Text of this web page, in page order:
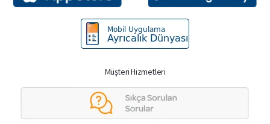
Müşteri Hizmetleri